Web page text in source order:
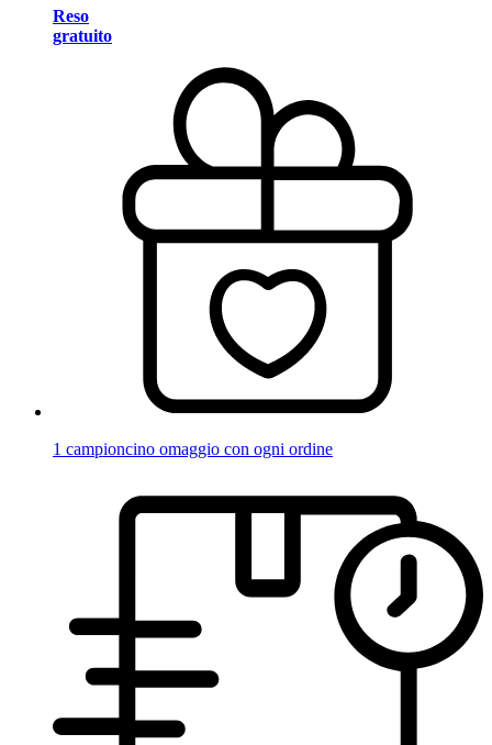
Reso
gratuito
1 campioncino omaggio con ogni ordine